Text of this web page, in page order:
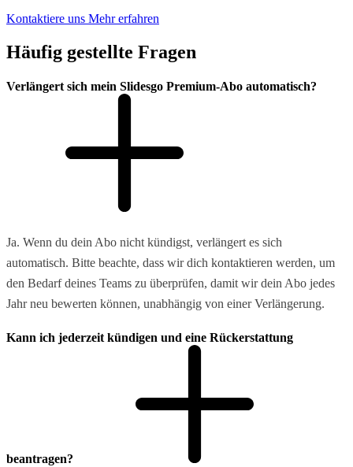
Kontaktiere uns Mehr erfahren
Häufig gestellte Fragen
Verlängert sich mein Slidesgo Premium-Abo automatisch?
Ja. Wenn du dein Abo nicht kündigst, verlängert es sich
automatisch. Bitte beachte, dass wir dich kontaktieren werden, um
den Bedarf deines Teams zu überprüfen, damit wir dein Abo jedes
Jahr neu bewerten können, unabhängig von einer Verlängerung.
Kann ich jederzeit kündigen und eine Rückerstattung
beantragen?